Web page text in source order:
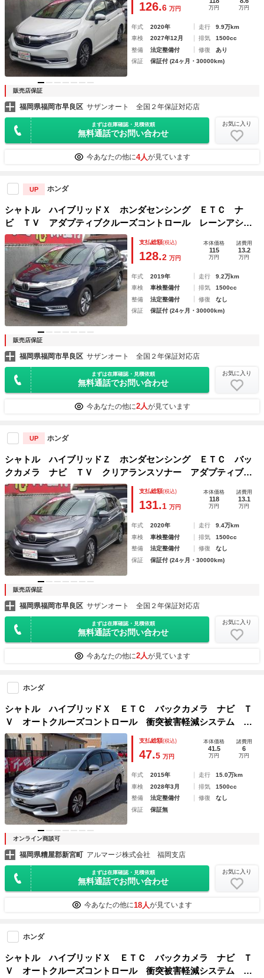
ヘッドランプ
126.6 万円 万円 万円
年式 2020年 走行
9.9万km
車検
2027年12月 排気
1500cc
整備
法定整備付 修復
あり
保証
保証付 (24ヶ月・30000km)
販売店保証
福岡県福岡市早良区 サザンオート 全国２年保証対応店
まずは在庫確認・見積依頼
無料通話でお問い合わせ
お気に入り
今あなたの他に4人が見ています
UP ホンダ
シャトル ハイブリッドＸ ホンダセンシング ＥＴＣ ナ
ビ ＴＶ アダプティブクルーズコントロール レーンアシス
ト 衝突被害軽減システム オートライト ＬＥＤヘッドラン
プ スマートキー 電動格納ミラー シートヒーター チップ
アップシート
支払総額(税込)
128.2 万円
本体価格
115
万円
諸費用
13.2
万円
年式 2019年 走行
9.2万km
車検
車検整備付 排気
1500cc
整備
法定整備付 修復
なし
保証
保証付 (24ヶ月・30000km)
販売店保証
福岡県福岡市早良区 サザンオート 全国２年保証対応店
まずは在庫確認・見積依頼
無料通話でお問い合わせ
お気に入り
今あなたの他に2人が見ています
UP ホンダ
シャトル ハイブリッドＺ ホンダセンシング ＥＴＣ バッ
クカメラ ナビ ＴＶ クリアランスソナー アダプティブク
ルーズコントロール レーンアシスト 衝突被害軽減システ
ム シートヒーター ＬＥＤヘッドランプ パドルシフト
支払総額(税込)
131.1 万円
本体価格
118
万円
諸費用
13.1
万円
年式 2020年 走行
9.4万km
車検
車検整備付 排気
1500cc
整備
法定整備付 修復
なし
保証
保証付 (24ヶ月・30000km)
販売店保証
福岡県福岡市早良区 サザンオート 全国２年保証対応店
まずは在庫確認・見積依頼
無料通話でお問い合わせ
お気に入り
今あなたの他に2人が見ています
ホンダ
シャトル ハイブリッドＸ ＥＴＣ バックカメラ ナビ Ｔ
Ｖ オートクルーズコントロール 衝突被害軽減システム オ
ートライト ＬＥＤヘッドランプ スマートキー 電動格納ミ
ラー ＡＴ 盗難防止システム 衝突安全ボディ ＡＢＳ
支払総額(税込)
47.5 万円
本体価格
41.5
万円
諸費用
6
万円
年式 2015年 走行
15.0万km
車検
2028年3月 排気
1500cc
整備
法定整備付 修復
なし
保証
保証無
オンライン商談可
福岡県糟屋郡新宮町 アルマージ株式会社 福岡支店
まずは在庫確認・見積依頼
無料通話でお問い合わせ
お気に入り
今あなたの他に18人が見ています
ホンダ
シャトル ハイブリッドＸ ＥＴＣ バックカメラ ナビ Ｔ
Ｖ オートクルーズコントロール 衝突被害軽減システム オ